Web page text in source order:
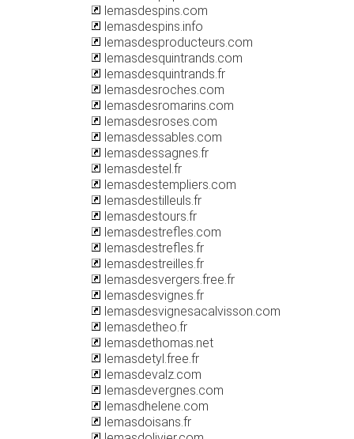
lemasdespins.com
lemasdespins.info
lemasdesproducteurs.com
lemasdesquintrands.com
lemasdesquintrands.fr
lemasdesroches.com
lemasdesromarins.com
lemasdesroses.com
lemasdessables.com
lemasdessagnes.fr
lemasdestel.fr
lemasdestempliers.com
lemasdestilleuls.fr
lemasdestours.fr
lemasdestrefles.com
lemasdestrefles.fr
lemasdestreilles.fr
lemasdesvergers.free.fr
lemasdesvignes.fr
lemasdesvignesacalvisson.com
lemasdetheo.fr
lemasdethomas.net
lemasdetyl.free.fr
lemasdevalz.com
lemasdevergnes.com
lemasdhelene.com
lemasdoisans.fr